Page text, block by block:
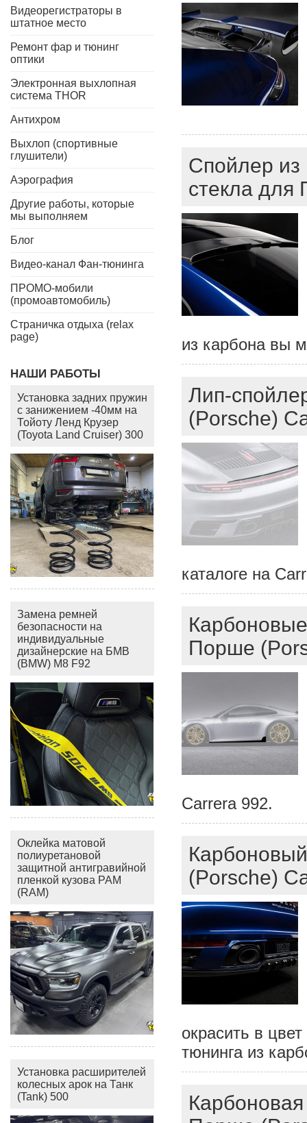
Видеорегистраторы в
штатное место
Ремонт фар и тюнинг
оптики
Электронная выхлопная
система THOR
Антихром
Выхлоп (спортивные
глушители)
Аэрография
Другие работы, которые
мы выполняем
Блог
Видео-канал Фан-тюнинга
ПРОМО-мобили
(промоавтомобиль)
Страничка отдыха (relax
page)
НАШИ РАБОТЫ
Установка задних пружин
с занижением -40мм на
Тойоту Ленд Крузер
(Toyota Land Cruiser) 300
Замена ремней
безопасности на
индивидуальные
дизайнерские на БМВ
(BMW) M8 F92
Оклейка матовой
полиуретановой
защитной антигравийной
пленкой кузова РАМ
(RAM)
Установка расширителей
колесных арок на Танк
(Tank) 500
Спойлер из
стекла для
из карбона вы
Лип-
(Porsche)
каталоге на
Порше
Carrera 992.
(Porsche)
окрасить в
тюнинга из